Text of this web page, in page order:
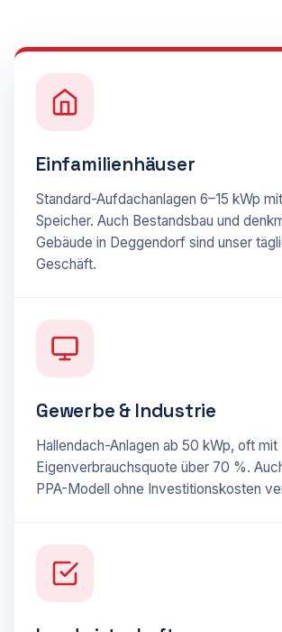
Einfamilienhäuser
Standard-Aufdachanlagen 6–15 kWp
Speicher. Auch Bestandsbau und
Gebäude in Deggendorf sind unser
Geschäft.
Gewerbe & Industrie
Hallendach-Anlagen ab 50 kWp, oft mit
Eigenverbrauchsquote über 70 %.
PPA-Modell ohne Investitionskosten